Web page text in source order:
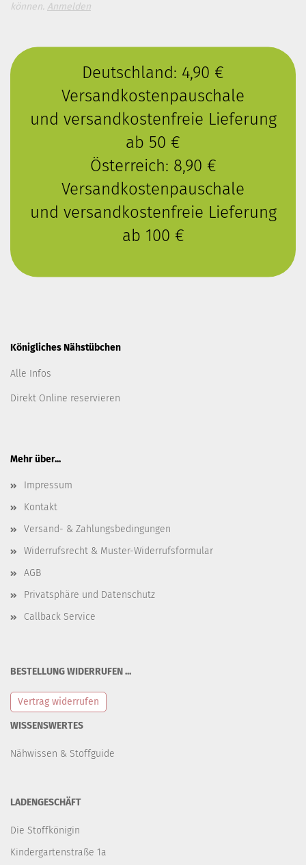
können. Anmelden
Deutschland: 4,90 €
Versandkostenpauschale
und versandkostenfreie Lieferung
ab 50 €
Österreich: 8,90 €
Versandkostenpauschale
und versandkostenfreie Lieferung
ab 100 €
Königliches Nähstübchen
Alle Infos
Direkt Online reservieren
Mehr über...
Impressum
Kontakt
Versand- & Zahlungsbedingungen
Widerrufsrecht & Muster-Widerrufsformular
AGB
Privatsphäre und Datenschutz
Callback Service
BESTELLUNG WIDERRUFEN ...
Vertrag widerrufen
WISSENSWERTES
Nähwissen & Stoffguide
LADENGESCHÄFT
Die Stoffkönigin
Kindergartenstraße 1a